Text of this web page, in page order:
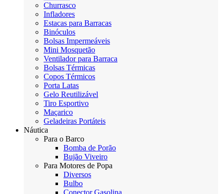
Churrasco
Infladores
Estacas para Barracas
Binóculos
Bolsas Impermeáveis
Mini Mosquetão
Ventilador para Barraca
Bolsas Térmicas
Copos Térmicos
Porta Latas
Gelo Reutilizável
Tiro Esportivo
Maçarico
Geladeiras Portáteis
Náutica
Para o Barco
Bomba de Porão
Bujão Viveiro
Para Motores de Popa
Diversos
Bulbo
Conector Gasolina